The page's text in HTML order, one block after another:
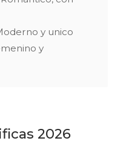
y unico
y
2026